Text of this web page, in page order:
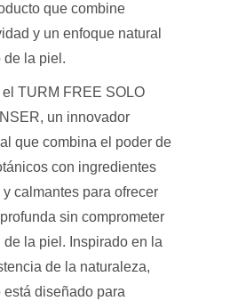
que combine
y un enfoque natural
de la piel.
el TURM FREE SOLO
un innovador
que combina el poder de
con ingredientes
calmantes para ofrecer
sin comprometer
de la piel. Inspirado en la
de la naturaleza,
está diseñado para